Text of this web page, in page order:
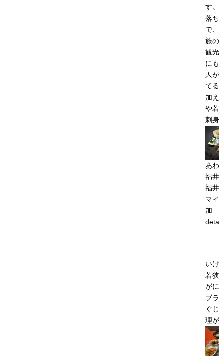
す
落
で
族
観
に
人
て
加
や
刺
あ
福
福
マ
加
い
若
が
ブ
ぐ
理